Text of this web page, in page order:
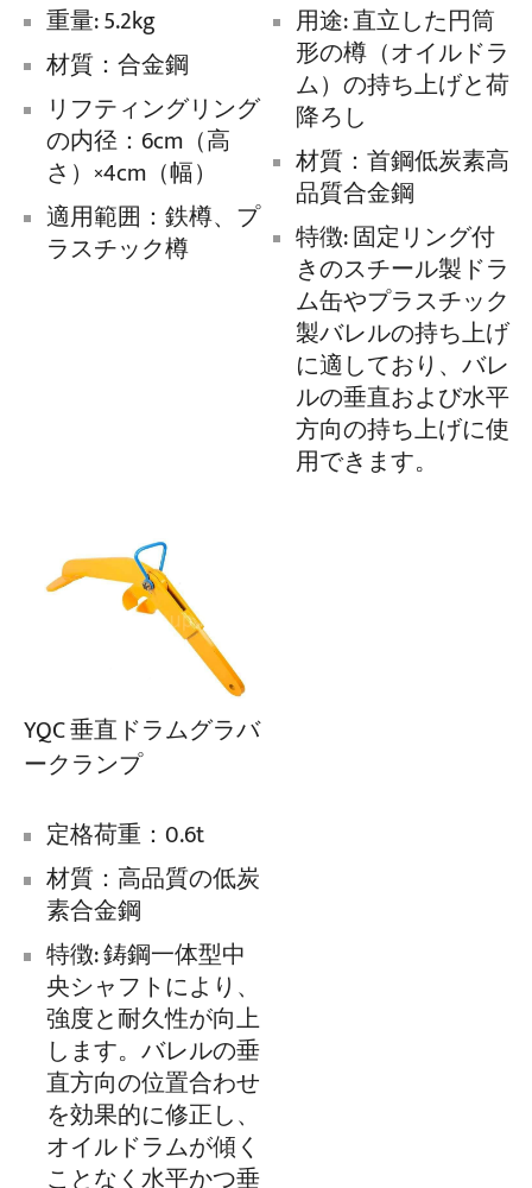
重量: 5.2kg
材質：合金鋼
リフティングリング
の内径：6cm（高
さ）×4cm（幅）
適用範囲：鉄樽、プ
ラスチック樽
用途: 直立した円筒
形の樽（オイルドラ
ム）の持ち上げと荷
降ろし
材質：首鋼低炭素高
品質合金鋼
特徴: 固定リング付
きのスチール製ドラ
ム缶やプラスチック
製バレルの持ち上げ
に適しており、バレ
ルの垂直および水平
方向の持ち上げに使
用できます。
YQC 垂直ドラムグラバ
ークランプ
定格荷重：0.6t
材質：高品質の低炭
素合金鋼
特徴: 鋳鋼一体型中
央シャフトにより、
強度と耐久性が向上
します。バレルの垂
直方向の位置合わせ
を効果的に修正し、
オイルドラムが傾く